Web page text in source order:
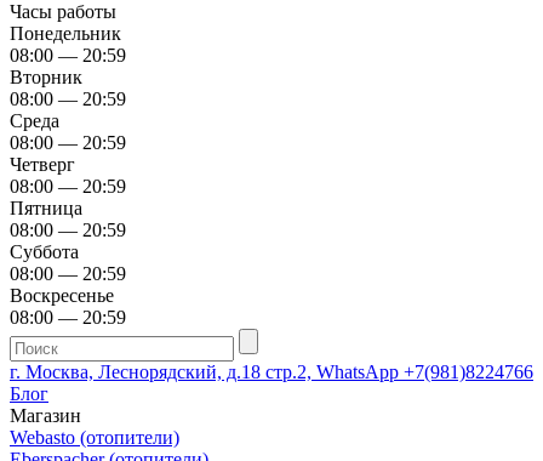
Часы работы
Понедельник
08:00 — 20:59
Вторник
08:00 — 20:59
Среда
08:00 — 20:59
Четверг
08:00 — 20:59
Пятница
08:00 — 20:59
Суббота
08:00 — 20:59
Воскресенье
08:00 — 20:59
г. Москва, Леснорядский, д.18 стр.2, WhatsApp +7(981)8224766
Блог
Магазин
Webasto (отопители)